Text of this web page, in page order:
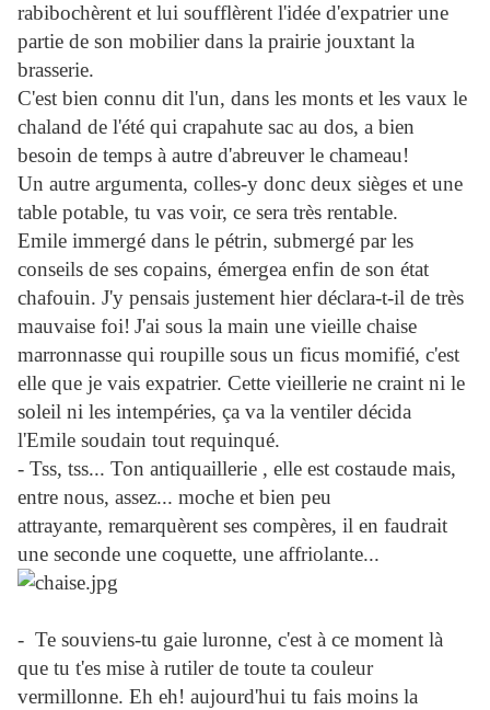
rabibochèrent et lui soufflèrent l'idée d'expatrier une
partie de son mobilier dans la prairie jouxtant la
brasserie.
C'est bien connu dit l'un, dans les monts et les vaux le
chaland de l'été qui crapahute sac au dos, a bien
besoin de temps à autre d'abreuver le chameau!
Un autre argumenta, colles-y donc deux sièges et une
table potable, tu vas voir, ce sera très rentable.
Emile immergé dans le pétrin, submergé par les
conseils de ses copains, émergea enfin de son état
chafouin. J'y pensais justement hier déclara-t-il de très
mauvaise foi! J'ai sous la main une vieille chaise
marronnasse qui roupille sous un ficus momifié, c'est
elle que je vais expatrier. Cette vieillerie ne craint ni le
soleil ni les intempéries, ça va la ventiler décida
l'Emile soudain tout requinqué.
- Tss, tss... Ton antiquaillerie , elle est costaude mais,
entre nous, assez... moche et bien peu
attrayante, remarquèrent ses compères, il en faudrait
une seconde une coquette, une affriolante...
- Te souviens-tu gaie luronne, c'est à ce moment là
que tu t'es mise à rutiler de toute ta couleur
vermillonne. Eh eh! aujourd'hui tu fais moins la